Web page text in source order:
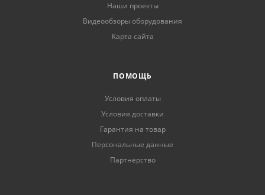
Наши проекты
Видеообзоры оборудования
Карта сайта
ПОМОЩЬ
Условия оплаты
Условия доставки
Гарантия на товар
Персональные данные
Партнерство